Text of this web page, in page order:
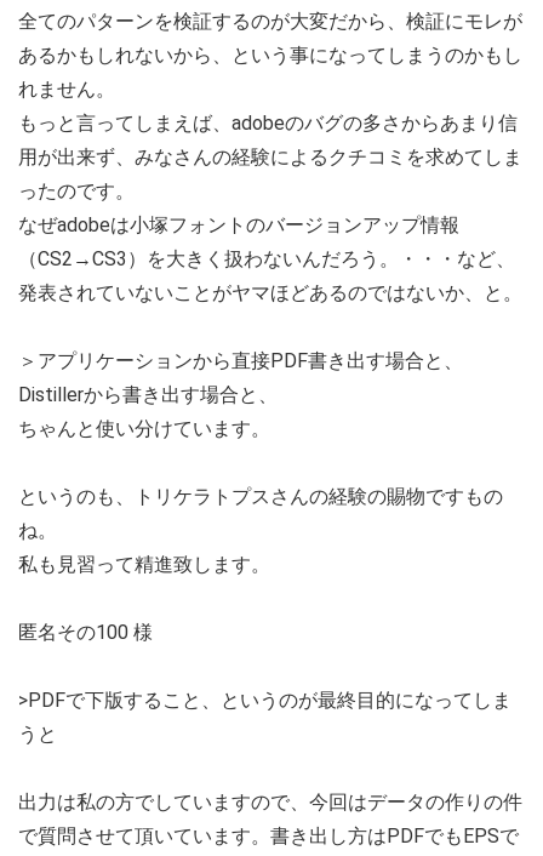
全てのパターンを検証するのが大変だから、検証にモレが
あるかもしれないから、という事になってしまうのかもし
れません。
もっと言ってしまえば、adobeのバグの多さからあまり信
用が出来ず、みなさんの経験によるクチコミを求めてしま
ったのです。
なぜadobeは小塚フォントのバージョンアップ情報
（CS2→CS3）を大きく扱わないんだろう。・・・など、
発表されていないことがヤマほどあるのではないか、と。
＞アプリケーションから直接PDF書き出す場合と、
Distillerから書き出す場合と、
ちゃんと使い分けています。
というのも、トリケラトプスさんの経験の賜物ですもの
ね。
私も見習って精進致します。
匿名その100 様
>PDFで下版すること、というのが最終目的になってしま
うと
出力は私の方でしていますので、今回はデータの作りの件
で質問させて頂いています。書き出し方はPDFでもEPSで